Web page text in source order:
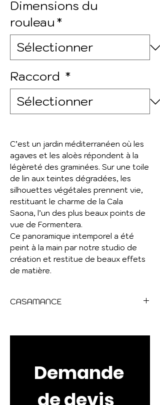
Dimensions du
rouleau*
Raccord *
C’est un jardin méditerranéen où les
agaves et les aloès répondent à la
légèreté des graminées. Sur une toile
de lin aux teintes dégradées, les
silhouettes végétales prennent vie,
restituant le charme de la Cala
Saona, l’un des plus beaux points de
vue de Formentera.
Ce panoramique intemporel a été
peint à la main par notre studio de
création et restitue de beaux effets
de matière.
CASAMANCE
Les riches dessins botaniques vous
transportent dans des paysages
exotiques, avec des motifs détaillés
Demande
de devis